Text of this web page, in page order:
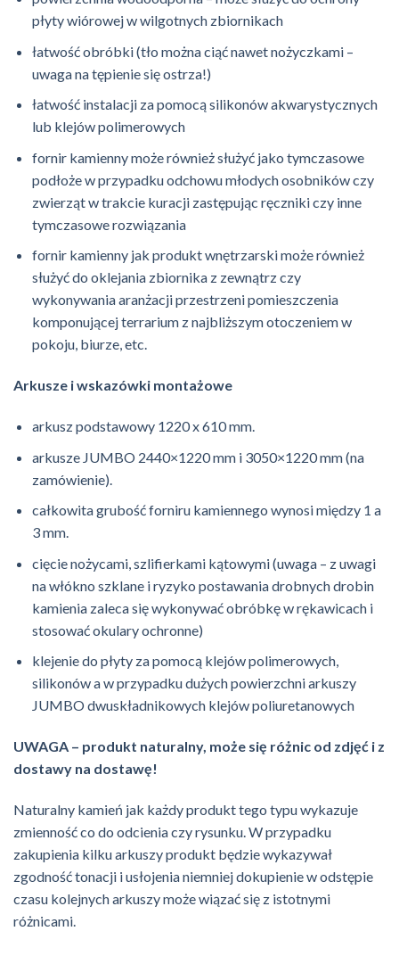
płyty wiórowej w wilgotnych zbiornikach
łatwość obróbki (tło można ciąć nawet nożyczkami –
uwaga na tępienie się ostrza!)
łatwość instalacji za pomocą silikonów akwarystycznych
lub klejów polimerowych
fornir kamienny może również służyć jako tymczasowe
podłoże w przypadku odchowu młodych osobników czy
zwierząt w trakcie kuracji zastępując ręczniki czy inne
tymczasowe rozwiązania
fornir kamienny jak produkt wnętrzarski może również
służyć do oklejania zbiornika z zewnątrz czy
wykonywania aranżacji przestrzeni pomieszczenia
komponującej terrarium z najbliższym otoczeniem w
pokoju, biurze, etc.
Arkusze i wskazówki montażowe
arkusz podstawowy 1220 x 610 mm.
arkusze JUMBO 2440×1220 mm i 3050×1220 mm (na
zamówienie).
całkowita grubość forniru kamiennego wynosi między 1 a
3 mm.
cięcie nożycami, szlifierkami kątowymi (uwaga – z uwagi
na włókno szklane i ryzyko postawania drobnych drobin
kamienia zaleca się wykonywać obróbkę w rękawicach i
stosować okulary ochronne)
klejenie do płyty za pomocą klejów polimerowych,
silikonów a w przypadku dużych powierzchni arkuszy
JUMBO dwuskładnikowych klejów poliuretanowych
UWAGA – produkt naturalny, może się różnic od zdjęć i z
dostawy na dostawę!
Naturalny kamień jak każdy produkt tego typu wykazuje
zmienność co do odcienia czy rysunku. W przypadku
zakupienia kilku arkuszy produkt będzie wykazywał
zgodność tonacji i usłojenia niemniej dokupienie w odstępie
czasu kolejnych arkuszy może wiązać się z istotnymi
różnicami.